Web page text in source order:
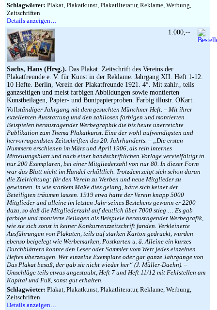
Schlagwörter: Plakat, Plakatkunst, Plakatliteratur, Reklame, Werbung,
Zeitschriften
Details anzeigen…
Sachs, Hans (Hrsg.). Das Plakat. Zeitschrift des Vereins der
Plakatfreunde e. V. für Kunst in der Reklame. Jahrgang XII. Heft 1-12.
10 Hefte. Berlin, Verein der Plakatfreunde 1921. 4°. Mit zahlr., teils
ganzseitigen und meist farbigen Abbildungen sowie montierten
Kunstbeilagen, Papier- und Buntpapierproben. Farbig illustr. OKart.
Vollständiger Jahrgang mit dem gesuchten Münchner Heft. – Mit ihrer
exzellenten Ausstattung und den zahllosen farbigen und montierten
Beispielen herausragender Werbegraphik die bis heute unerreichte
Publikation zum Thema Plakatkunst. Eine der wohl aufwendigsten und
hervorragendsten Zeitschriften des 20. Jahrhunderts. – „Die ersten
Nummern erschienen im März und April 1906, als rein internes
Mitteilungsblatt und nach einer handschriftlichen Vorlage vervielfältigt in
nur 200 Exemplaren, bei einer Mitgliederzahl von nur 80. In dieser Form
war das Blatt nicht im Handel erhältlich. Trotzdem zeigt sich schon daran
die Zielrichtung: für den Verein zu Werben und neue Mitglieder zu
gewinnen. In wie starkem Maße dies gelang, hätte sich keiner der
Beteiligten träumen lassen. 1919 etwa hatte der Verein knapp 5000
Mitglieder und alleine im letzten Jahr seines Bestehens gewann er 2200
dazu, so daß die Mitgliederzahl auf deutlich über 7000 stieg … Es gab
farbige und montierte Beilagen als Beispiele herausragender Werbegrafik,
wie sie sich sonst in keiner Konkurrenzzeitschrift fanden. Verkleinerte
Ausführungen von Plakaten, teils auf starken Karton gedruckt, wurden
ebenso beigelegt wie Werbemarken, Postkarten u. ä. Alleine ein kurzes
Durchblättern konnte den Leser oder Sammler vom Wert jedes einzelnen
Heftes überzeugen. Wer einzelne Exemplare oder gar ganze Jahrgänge von
Das Plakat besaß, der gab sie nicht wieder her“ (J. Müller-Daehn). –
Umschläge teils etwas angestaubt, Heft 7 und Heft 11/12 mit Fehlstellen am
Kapital und Fuß, sonst gut erhalten.
Schlagwörter: Plakat, Plakatkunst, Plakatliteratur, Reklame, Werbung,
Zeitschriften
Details anzeigen…
1.000,--